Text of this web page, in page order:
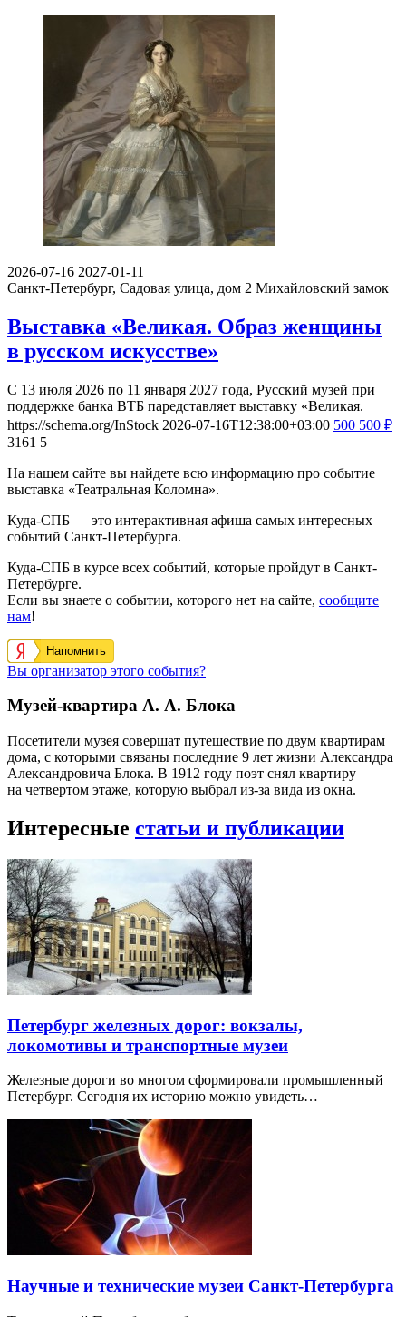
2026-07-16 2027-01-11
Санкт-Петербург, Садовая улица, дом 2 Михайловский замок
Выставка «Великая. Образ женщины
в русском искусстве»
С 13 июля 2026 по 11 января 2027 года, Русский музей при
поддержке банка ВТБ паредставляет выставку «Великая.
https://schema.org/InStock 2026-07-16T12:38:00+03:00 500 500 ₽
3161 5
На нашем сайте вы найдете всю информацию про событие
выставка «Театральная Коломна».
Куда-СПБ — это интерактивная афиша самых интересных
событий Санкт-Петербурга.
Куда-СПБ в курсе всех событий, которые пройдут в Санкт-
Петербурге.
Если вы знаете о событии, которого нет на сайте, сообщите
нам!
Напомнить
Вы организатор этого события?
Музей-квартира А. А. Блока
Посетители музея совершат путешествие по двум квартирам
дома, с которыми связаны последние 9 лет жизни Александра
Александровича Блока. В 1912 году поэт снял квартиру
на четвертом этаже, которую выбрал из-за вида из окна.
Интересные статьи и публикации
Петербург железных дорог: вокзалы,
локомотивы и транспортные музеи
Железные дороги во многом сформировали промышленный
Петербург. Сегодня их историю можно увидеть…
Научные и технические музеи Санкт-Петербурга